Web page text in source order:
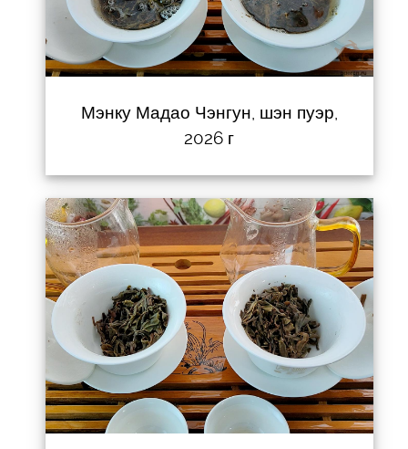
Мэнку Мадао Чэнгун, шэн пуэр,
2026 г